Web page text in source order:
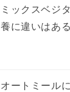
ミックスベジ
養に違いはあ
オートミール